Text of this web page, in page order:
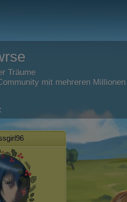
Träume
mit mehreren Millionen